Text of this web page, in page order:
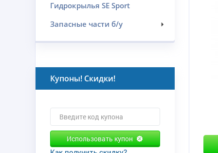
Гидрокрылья SE Sport
Запасные части б/у
Купоны! Скидки!
Использовать купон